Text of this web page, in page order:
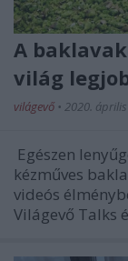
A
világ
világevő • 2020. április
Egészen
kézműves
videós
Világevő Talks